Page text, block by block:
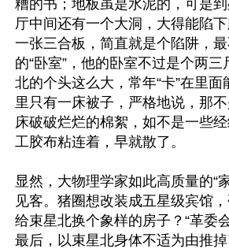
糟的书；地板虽是水泥的，可是
厅中间还有一个大洞，大得能陷
一张三合板，简直就是个陷阱，
的“卧室”，他的卧室不过是个两
北的个头这么大，常年“卡”在里面
里只有一床被子，严格地说，那
床破破烂烂的棉絮，如不是一些
工胶布粘连着，早就散了。
显然，大物理学家如此高质量的“
见客。猪圈想改装成五星级宾馆
给束星北换个象样的房子？“革委
最后，以束星北身体不适为由推